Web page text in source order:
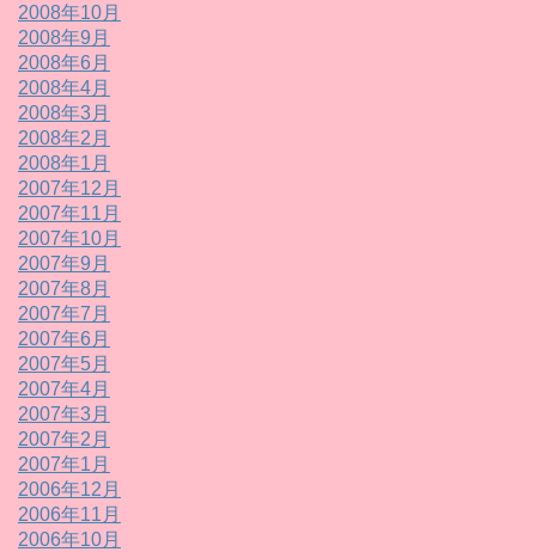
2008年10月
2008年9月
2008年6月
2008年4月
2008年3月
2008年2月
2008年1月
2007年12月
2007年11月
2007年10月
2007年9月
2007年8月
2007年7月
2007年6月
2007年5月
2007年4月
2007年3月
2007年2月
2007年1月
2006年12月
2006年11月
2006年10月